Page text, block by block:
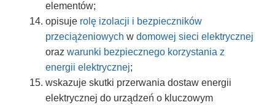
elementów;
opisuje rolę izolacji i bezpieczników
przeciążeniowych wdomowej sieci elektrycznej
orazwarunki bezpiecznego korzystania z
energii elektrycznej;
wskazuje skutki przerwania dostaw energii
elektrycznej do urządzeń o kluczowym